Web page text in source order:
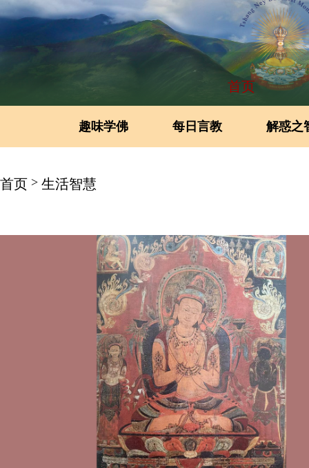
首页
趣味学佛 每日言教 解惑之
首页 > 生活智慧